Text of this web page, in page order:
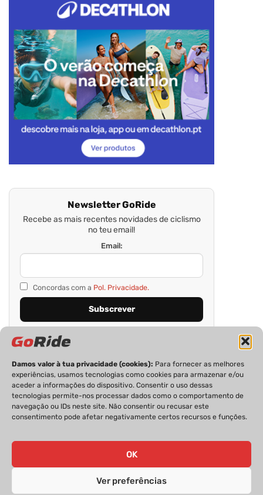
Damos valor à tua privacidade (cookies): Para fornecer as melhores
experiências, usamos tecnologias como cookies para armazenar e/ou
aceder a informações do dispositivo. Consentir o uso dessas
tecnologias permite-nos processar dados como o comportamento de
navegação ou IDs neste site. Não consentir ou recusar este
consentimento pode afetar negativamente certos recursos e funções.
OK
Ver preferências
Newsletter GoRide
Recebe as mais recentes novidades de ciclismo
no teu email!
Email:
Concordas com a Pol. Privacidade.
PRIVACIDADE FICHA TÉCNICA
ESTATUTO EDITORIAL